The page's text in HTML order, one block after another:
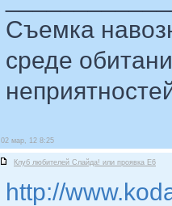
Съемка
среде
02 мар, 12 8:25
Клуб любителей Слайда! или проявка E6
http://